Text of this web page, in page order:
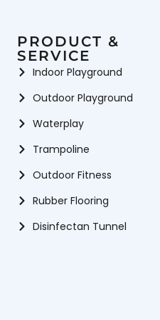
PRODUCT &
SERVICE
Indoor Playground
Outdoor Playground
Waterplay
Trampoline
Outdoor Fitness
Rubber Flooring
Disinfectan Tunnel